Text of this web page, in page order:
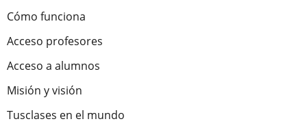
Cómo funciona
Acceso profesores
Acceso a alumnos
Misión y visión
Tusclases en el mundo